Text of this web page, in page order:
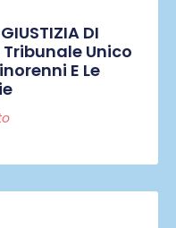
DI
Tribunale Unico
E Le